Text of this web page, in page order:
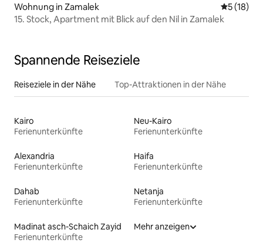
Wohnung in Zamalek
5 (18)
15. Stock, Apartment mit Blick auf den Nil in Zamalek
Spannende Reiseziele
Reiseziele in der Nähe Top-Attraktionen in der Nähe
Kairo
Ferienunterkünfte
Neu-Kairo
Ferienunterkünfte
Alexandria
Ferienunterkünfte
Haifa
Ferienunterkünfte
Dahab
Ferienunterkünfte
Netanja
Ferienunterkünfte
Madinat asch-Schaich Zayid
Ferienunterkünfte
Mehr anzeigen